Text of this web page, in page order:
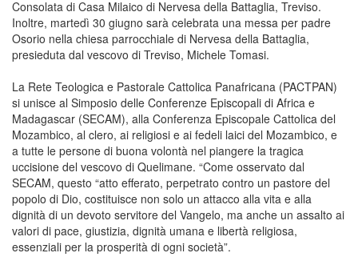
Consolata di Casa Milaico di Nervesa della Battaglia, Treviso.
Inoltre, martedì 30 giugno sarà celebrata una messa per padre
Osorio nella chiesa parrocchiale di Nervesa della Battaglia,
presieduta dal vescovo di Treviso, Michele Tomasi.
La Rete Teologica e Pastorale Cattolica Panafricana (PACTPAN)
si unisce al Simposio delle Conferenze Episcopali di Africa e
Madagascar (SECAM), alla Conferenza Episcopale Cattolica del
Mozambico, al clero, ai religiosi e ai fedeli laici del Mozambico, e
a tutte le persone di buona volontà nel piangere la tragica
uccisione del vescovo di Quelimane. “Come osservato dal
SECAM, questo “atto efferato, perpetrato contro un pastore del
popolo di Dio, costituisce non solo un attacco alla vita e alla
dignità di un devoto servitore del Vangelo, ma anche un assalto ai
valori di pace, giustizia, dignità umana e libertà religiosa,
essenziali per la prosperità di ogni società”.